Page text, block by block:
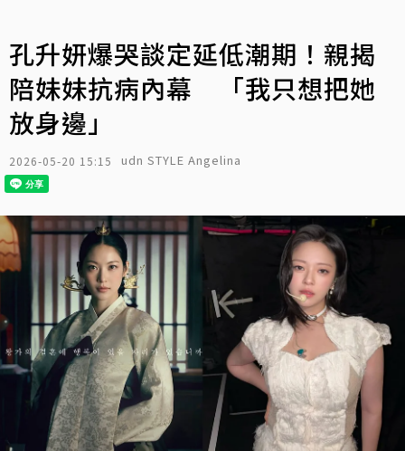
孔升妍爆哭談定延低潮期！親揭
陪妹妹抗病內幕 「我只想把她
放身邊」
2026-05-20 15:15 udn STYLE Angelina